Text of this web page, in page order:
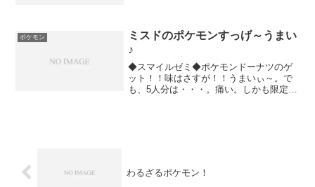
面録画キ...
ポケモン
ミスドのポケモンすっげ～うまい
♪
◆スマイルゼミ◆ポケモンドーナツのゲ
ット！！味はさすが！！うまいぃ～。で
も、5人分は・・・。痛い。しかも限定パ
わるざるポケモン！